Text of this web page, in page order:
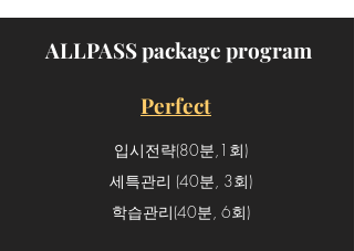
ALLPASS package program
Perfect
입시전략(80분,1회)
세특관리 (40분, 3회)
학습관리(40분, 6회)